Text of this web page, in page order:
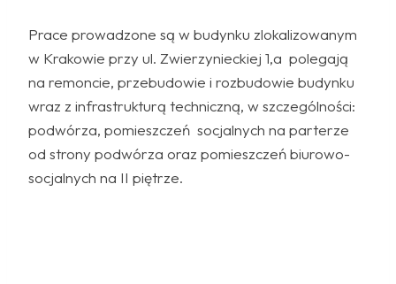
Prace prowadzone są w budynku zlokalizowanym
w Krakowie przy ul. Zwierzynieckiej 1,a polegają
na remoncie, przebudowie i rozbudowie budynku
wraz z infrastrukturą techniczną, w szczególności:
podwórza, pomieszczeń socjalnych na parterze
od strony podwórza oraz pomieszczeń biurowo-
socjalnych na II piętrze.